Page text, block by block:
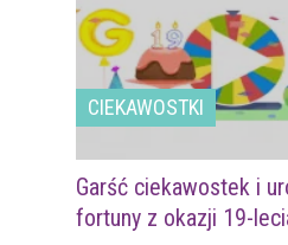
CIEKAWOSTKI
Garść ciekawostek i
fortuny z okazji 19-